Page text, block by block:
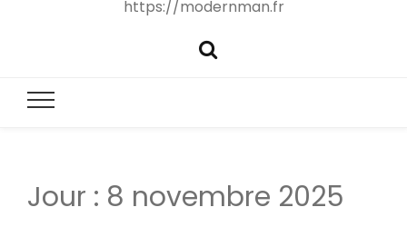
https://modernman.fr
Jour : 8 novembre 2025